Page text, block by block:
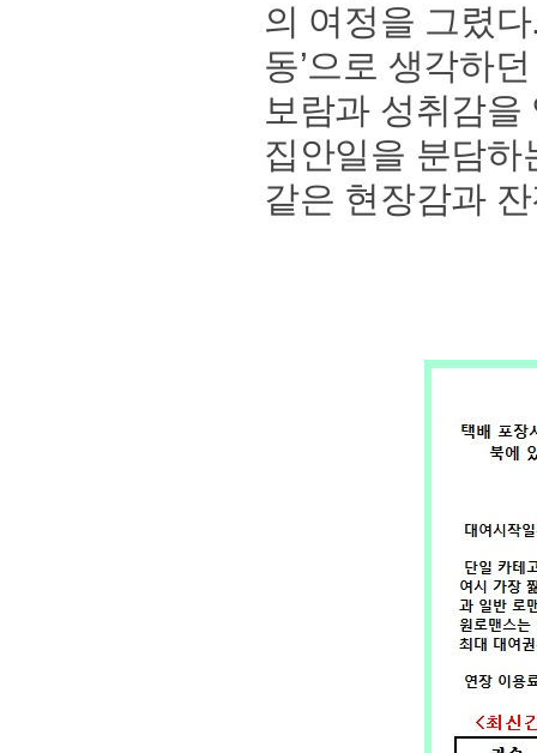
의 여정을 그렸다
동’으로 생각하
보람과 성취감
집안일을 분담하
같은 현장감과